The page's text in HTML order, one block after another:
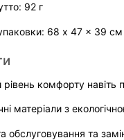
92 г
68 x 47 x 39 см
рівень комфорту навіть
матеріали з
обслуговування та